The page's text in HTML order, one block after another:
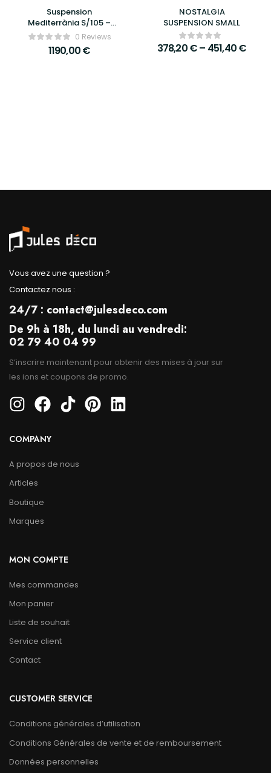
Suspension
Mediterrània S/105 –
Bover0 Reviews
1190,00€
NOSTALGIA
SUSPENSION SMALL
378,20€– 451,40€
Vous avez une question ?
Contactez nous :
24/7 : contact@julesdeco.com
De 9h à 18h, du lundi au vendredi:
02 79 40 04 99
S’inscrire maintenant pour obtenir des mises à jour sur
les ions et coupons de promo.
COMPANY
A propos de nous
Articles
Boutique
Marques
MON COMPTE
Mes commandes
Mon panier
Liste de souhait
Service client
Contact
CUSTOMER SERVICE
Conditions générales d’utilisation
Conditions Générales de vente et de remboursement
Données personnelles